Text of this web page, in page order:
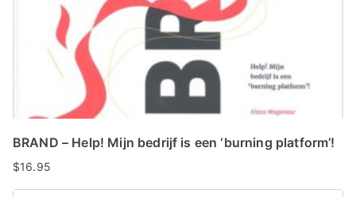
BRAND – Help! Mijn bedrijf is een ‘burning platform’!
$16.95